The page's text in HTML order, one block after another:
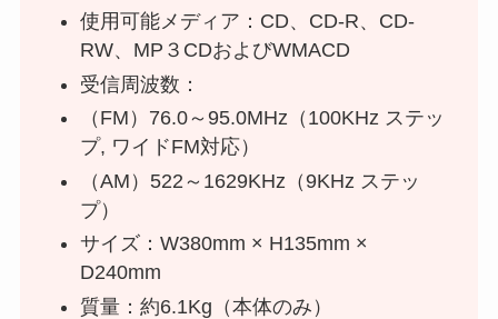
使用可能メディア：CD、CD-R、CD-
RW、MP３CDおよびWMACD
受信周波数：
（FM）76.0～95.0MHz（100KHz ステッ
プ, ワイドFM対応）
（AM）522～1629KHz（9KHz ステッ
プ）
サイズ：W380mm × H135mm ×
D240mm
質量：約6.1Kg（本体のみ）